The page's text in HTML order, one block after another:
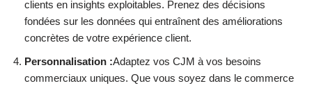
clients en insights exploitables. Prenez des décisions
fondées sur les données qui entraînent des améliorations
concrètes de votre expérience client.
Personnalisation :Adaptez vos CJM à vos besoins
commerciaux uniques. Que vous soyez dans le commerce